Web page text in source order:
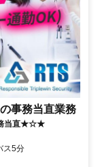
事務当直業務
務当直★☆★
ス5分